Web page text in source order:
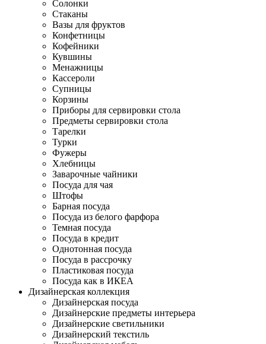
Солонки
Стаканы
Вазы для фруктов
Конфетницы
Кофейники
Кувшины
Менажницы
Кассероли
Супницы
Корзины
Приборы для сервировки стола
Предметы сервировки стола
Тарелки
Турки
Фужеры
Хлебницы
Заварочные чайники
Посуда для чая
Штофы
Барная посуда
Посуда из белого фарфора
Темная посуда
Посуда в кредит
Однотонная посуда
Посуда в рассрочку
Пластиковая посуда
Посуда как в ИКЕА
Дизайнерская коллекция
Дизайнерская посуда
Дизайнерские предметы интерьера
Дизайнерские светильники
Дизайнерский текстиль